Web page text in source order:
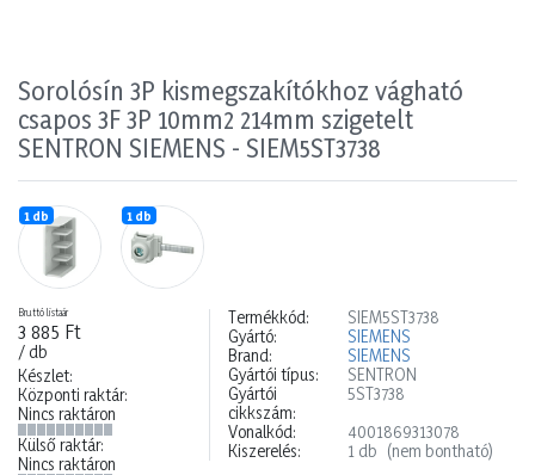
Sorolósín 3P kismegszakítókhoz vágható
csapos 3F 3P 10mm2 214mm szigetelt
SENTRON SIEMENS - SIEM5ST3738
1 db 1 db
Bruttó listaár
3 885 Ft
/ db
Készlet:
Központi raktár:
Nincs raktáron
Külső raktár:
Nincs raktáron
Termékkód:
SIEM5ST3738
Gyártó:
SIEMENS
Brand:
SIEMENS
Gyártói típus:
SENTRON
Gyártói
cikkszám:
5ST3738
Vonalkód:
4001869313078
Kiszerelés:
1 db (nem bontható)